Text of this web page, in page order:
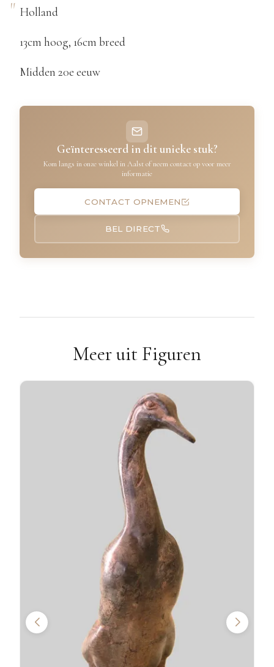
Holland
13cm hoog, 16cm breed
Midden 20e eeuw
Geïnteresseerd in dit unieke stuk?
Kom langs in onze winkel in Aalst of neem contact op voor meer
informatie
CONTACT OPNEMEN
BEL DIRECT
Meer uit Figuren